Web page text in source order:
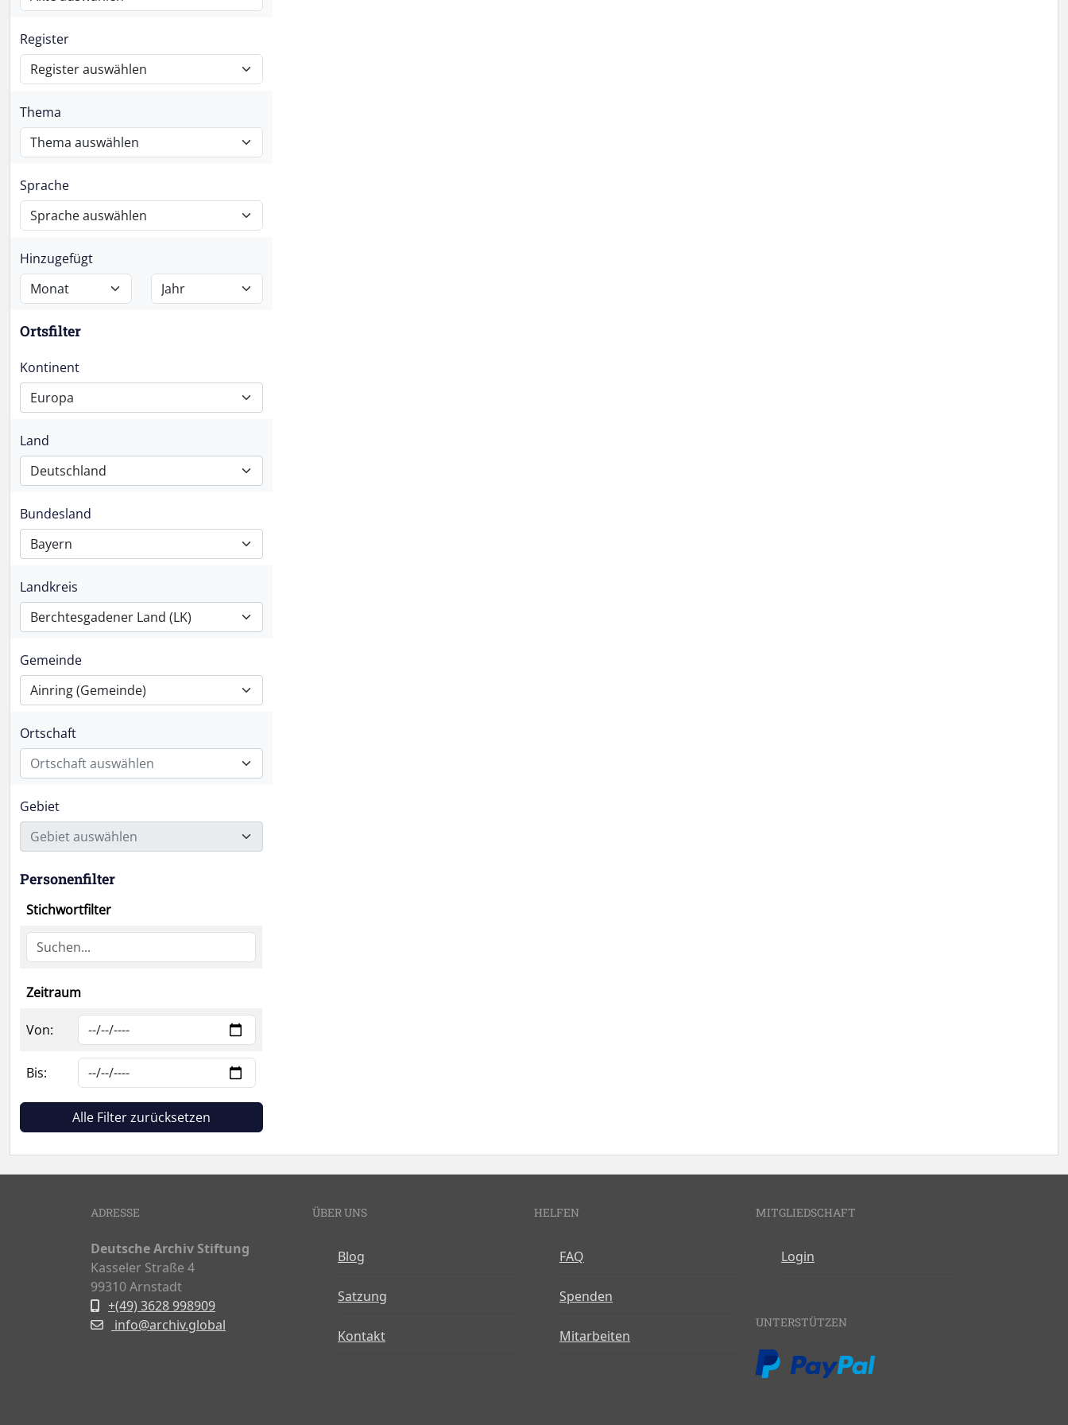
Register
Thema
Sprache
Hinzugefügt
Ortsfilter
Kontinent
Europa
Land
Deutschland
Bundesland
Bayern
Landkreis
Berchtesgadener Land (LK)
Gemeinde
Ainring (Gemeinde)
Ortschaft
Ortschaft auswählen
Gebiet
Gebiet auswählen
Personenfilter
Stichwortfilter
Zeitraum
Von:
Bis:
Alle Filter zurücksetzen
ADRESSE
Deutsche Archiv Stiftung
Kasseler Straße 4
99310 Arnstadt
+(49) 3628 998909
info@archiv.global
ÜBER UNS
Blog
Satzung
Kontakt
HELFEN
FAQ
Spenden
Mitarbeiten
MITGLIEDSCHAFT
Login
UNTERSTÜTZEN